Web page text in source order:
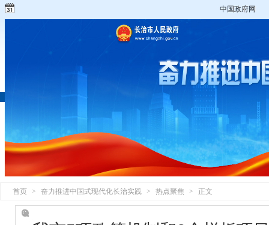
中国政府网
首页 > 奋力推进中国式现代化长治实践 > 热点聚焦 > 正文